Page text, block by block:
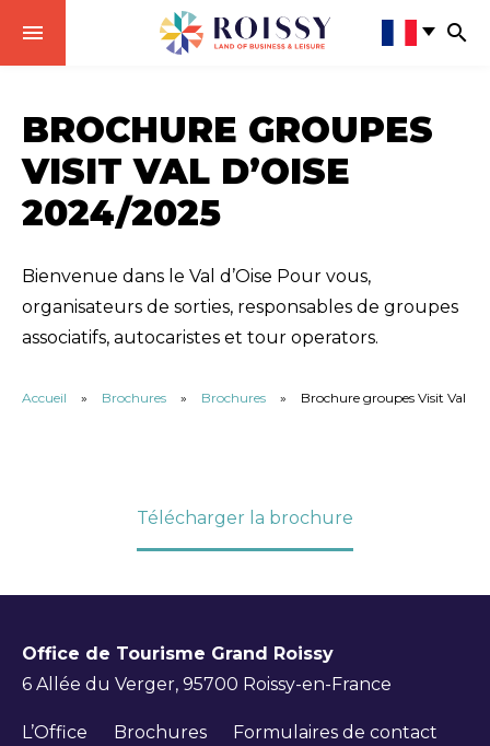
BROCHURE GROUPES
VISIT VAL D’OISE
2024/2025
Bienvenue dans le Val d’Oise Pour vous,
organisateurs de sorties, responsables de groupes
associatifs, autocaristes et tour operators.
Accueil » Brochures » Brochures » Brochure groupes Visit Val
Télécharger la brochure
Office de Tourisme Grand Roissy
6 Allée du Verger, 95700 Roissy-en-France
L’Office Brochures Formulaires de contact